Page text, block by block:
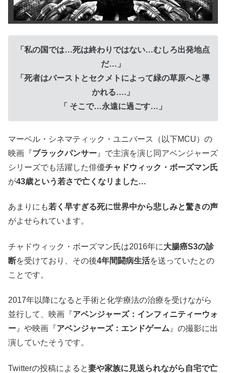
「私の国では…死は終わりではない…むしろ出発地点
だ…」
「死者はバーストとセクメトによって緑の草原へと導
かれる….」
「 そこで…永遠に過ごす…」
マーベル・シネマティック・ユニバース（以下MCU）の
映画『ブラックパンサー 』で主演を演じ同アベンジャーズ
シリーズでも活躍した俳優チャドウィック・ボーズマン氏
が43歳という若さで亡くなリました…
あまりにも若く早すぎる死に世界中から悲しみと驚きの声
がよせられています。
チャドウィック・ボーズマン氏は2016年に大腸癌S3の診
断を受けており、その後4年間闘病生活を送っていたとの
ことです。
2017年以降になると手術と化学療法の治療を受けながら
並行して、映画『アベンジャーズ：インフィニティーウォ
ー 』や映画『アベンジャーズ：エンドゲーム 』の撮影に出
演していたそうです。
Twitterの投稿によると妻や家族に見送られながら自宅で亡